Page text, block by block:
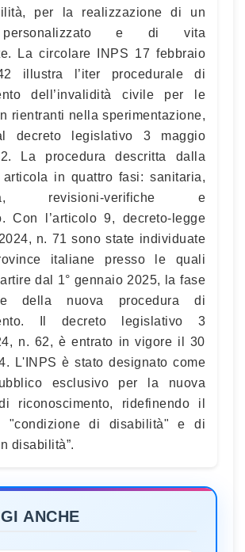
per la realizzazione di un
personalizzato e di vita
La circolare INPS 17 febbraio
illustra l’iter procedurale di
dell’invalidità civile per le
rientranti nella sperimentazione,
decreto legislativo 3 maggio
La procedura descritta dalla
in quattro fasi: sanitaria,
revisioni-verifiche e
Con l’articolo 9, decreto-legge
n. 71 sono state individuate
italiane presso le quali
dal 1° gennaio 2025, la fase
della nuova procedura di
Il decreto legislativo 3
n. 62, è entrato in vigore il 30
L'INPS è stato designato come
esclusivo per la nuova
riconoscimento, ridefinendo il
"condizione di disabilità" e di
disabilità”.
ANCHE